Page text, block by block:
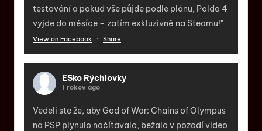
testování a pokud vše půjde podle plánu, Polda 4
vyjde do měsíce – zatím exkluzivně na Steamu!"
View on Facebook · Share
ESko Rýchlovky
1 rokov ago
Vedeli ste že, aby God of War: Chains of Olympus
na PSP plynulo načítavalo, bežalo v pozadí video